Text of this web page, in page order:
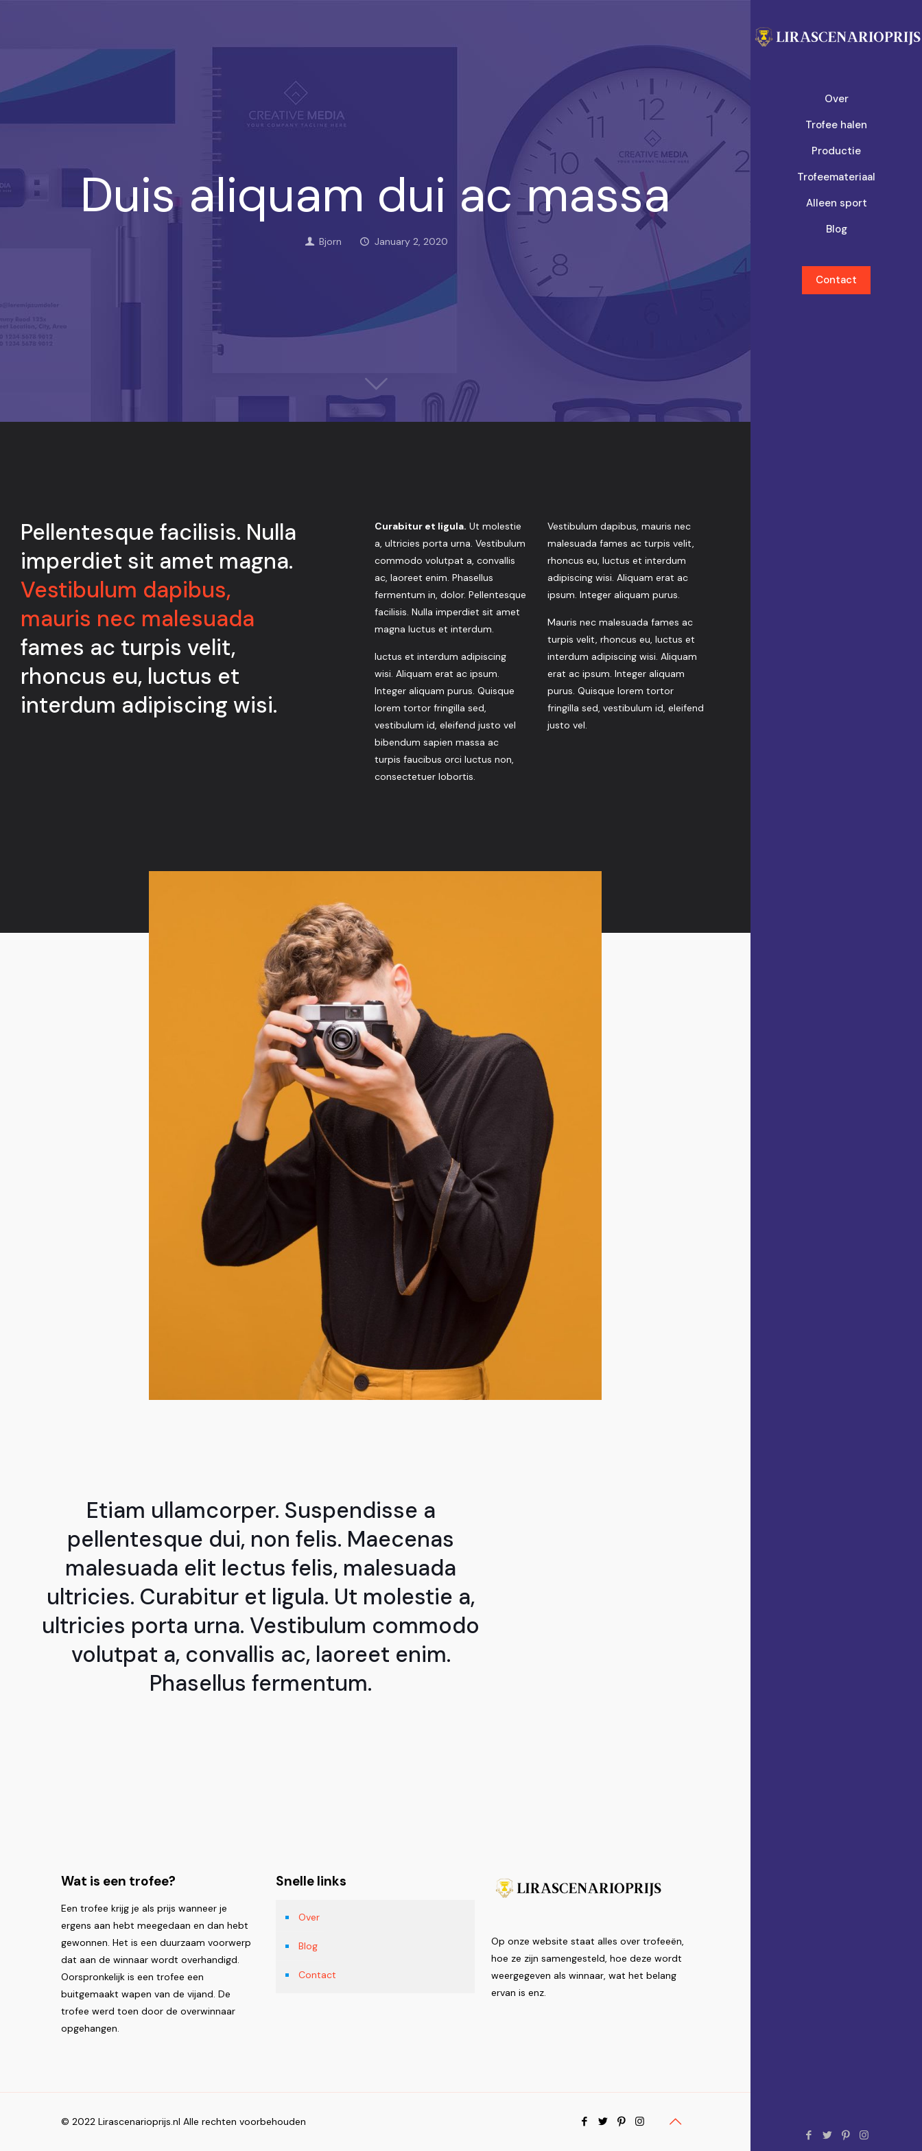
Over
Trofee halen
Productie
Trofeemateriaal
Alleen sport
Blog
Contact
Duis aliquam dui ac massa
Bjorn January 2, 2020
Pellentesque facilisis. Nulla
imperdiet sit amet magna.
Vestibulum dapibus,
mauris nec malesuada
fames ac turpis velit,
rhoncus eu, luctus et
interdum adipiscing wisi.
Curabitur et ligula. Ut molestie
a, ultricies porta urna. Vestibulum
commodo volutpat a, convallis
ac, laoreet enim. Phasellus
fermentum in, dolor. Pellentesque
facilisis. Nulla imperdiet sit amet
magna luctus et interdum.
luctus et interdum adipiscing
wisi. Aliquam erat ac ipsum.
Integer aliquam purus. Quisque
lorem tortor fringilla sed,
vestibulum id, eleifend justo vel
bibendum sapien massa ac
turpis faucibus orci luctus non,
consectetuer lobortis.
Vestibulum dapibus, mauris nec
malesuada fames ac turpis velit,
rhoncus eu, luctus et interdum
adipiscing wisi. Aliquam erat ac
ipsum. Integer aliquam purus.
Mauris nec malesuada fames ac
turpis velit, rhoncus eu, luctus et
interdum adipiscing wisi. Aliquam
erat ac ipsum. Integer aliquam
purus. Quisque lorem tortor
fringilla sed, vestibulum id, eleifend
justo vel.
Etiam ullamcorper. Suspendisse a
pellentesque dui, non felis. Maecenas
malesuada elit lectus felis, malesuada
ultricies. Curabitur et ligula. Ut molestie a,
ultricies porta urna. Vestibulum commodo
volutpat a, convallis ac, laoreet enim.
Phasellus fermentum.
Wat is een trofee?
Een trofee krijg je als prijs wanneer je
ergens aan hebt meegedaan en dan hebt
gewonnen. Het is een duurzaam voorwerp
dat aan de winnaar wordt overhandigd.
Oorspronkelijk is een trofee een
buitgemaakt wapen van de vijand. De
trofee werd toen door de overwinnaar
opgehangen.
Snelle links
Over
Blog
Contact
Op onze website staat alles over trofeeën,
hoe ze zijn samengesteld, hoe deze wordt
weergegeven als winnaar, wat het belang
ervan is enz.
© 2022 Lirascenarioprijs.nl Alle rechten voorbehouden